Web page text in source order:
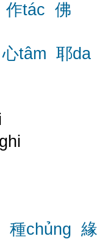
作tác 佛
心tâm 耶da
種chủng 緣